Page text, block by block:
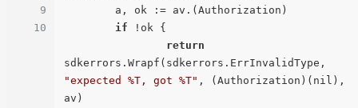
9
10
if !ok {
return
"expected %T, got %T" , (Authorization)(nil),
av)